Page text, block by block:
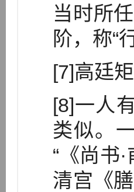
当时所
阶，称“
[7]高廷
[8]一人
类似。
“《尚书
清宫《